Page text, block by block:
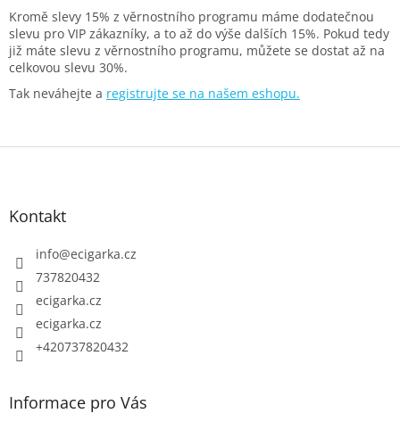
Kromě slevy 15% z věrnostního programu máme dodatečnou
slevu pro VIP zákazníky, a to až do výše dalších 15%. Pokud tedy
již máte slevu z věrnostního programu, můžete se dostat až na
celkovou slevu 30%.
Tak neváhejte a registrujte se na našem eshopu.
Kontakt
info@ecigarka.cz
737820432
ecigarka.cz
ecigarka.cz
+420737820432
Informace pro Vás